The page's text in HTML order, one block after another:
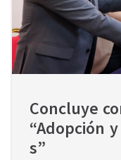
Concluye
“Adopción
s”